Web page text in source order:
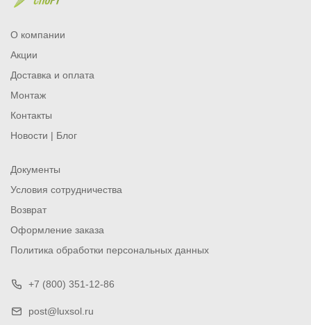
О компании
Акции
Доставка и оплата
Монтаж
Контакты
Новости | Блог
Документы
Условия сотрудничества
Возврат
Оформление заказа
Политика обработки персональных данных
+7 (800) 351-12-86
post@luxsol.ru